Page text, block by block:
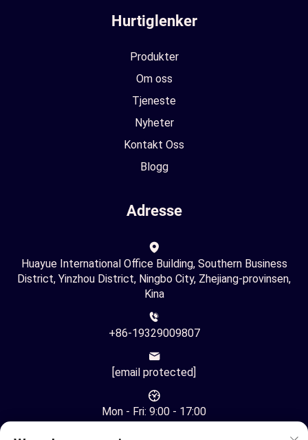
Hurtiglenker
Produkter
Om oss
Tjeneste
Nyheter
Kontakt Oss
Blogg
Adresse
Huayue International Office Building, Southern Business
District, Yinzhou District, Ningbo City, Zhejiang-provinsen,
Kina
+86-19329009807
[email protected]
Mon - Fri: 9:00 - 17:00